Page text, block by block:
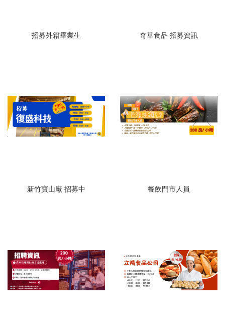
招募外籍畢業生 奇華食品 招募資訊
新竹寶山廠 招募中 餐飲門市人員